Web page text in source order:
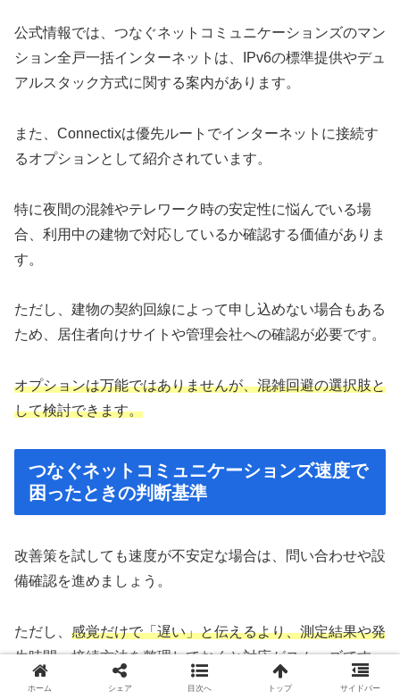
公式情報では、つなぐネットコミュニケーションズのマン
ション全戸一括インターネットは、IPv6の標準提供やデュ
アルスタック方式に関する案内があります。
また、Connectixは優先ルートでインターネットに接続す
るオプションとして紹介されています。
特に夜間の混雑やテレワーク時の安定性に悩んでいる場
合、利用中の建物で対応しているか確認する価値がありま
す。
ただし、建物の契約回線によって申し込めない場合もある
ため、居住者向けサイトや管理会社への確認が必要です。
オプションは万能ではありませんが、混雑回避の選択肢と
して検討できます。
つなぐネットコミュニケーションズ速度で
困ったときの判断基準
改善策を試しても速度が不安定な場合は、問い合わせや設
備確認を進めましょう。
ただし、 感覚だけで「遅い」と伝えるより、測定結果や発
生時間、接続方法を整理しておくと対応がスムーズです。
ホーム シェア 目次へ トップ サイドバー